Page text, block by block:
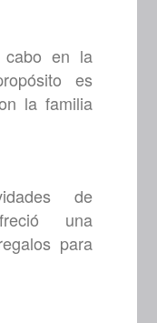
en la
es
la familia
de
una
para